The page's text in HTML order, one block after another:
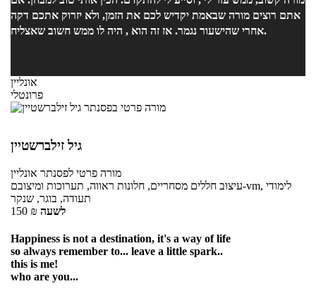
אתם רוצים מורה שבאמת יקדיש לכם את הזמן, ולא יזרוק אתכם דקה
אחרי שהישעור נגמר. אז זה הוא , היה לו ממש חשוב שאצליח.
אונליין
פרונטלי
גיל זילברשטיין
מורה פרטי לפסנתר אונליין
עיצוב חללים מסחריים, חלונות ראווה, תערוכות ומיצובם-vm, לימודי
תעודה, בוגר, שנקר
150 ₪ לשעה
Happiness is not a destination, it's a way of life
so always remember to... leave a little spark..
this is me!
who are you...